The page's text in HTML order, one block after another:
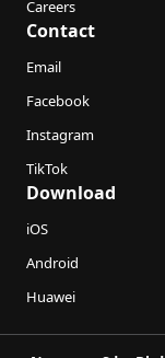
Careers
Contact
Email
Facebook
Instagram
TikTok
Download
iOS
Android
Huawei